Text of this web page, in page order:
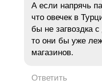
А если напрячь
что овечек в
бы не загвоздка
то они бы уже
магазинов.
Ответить